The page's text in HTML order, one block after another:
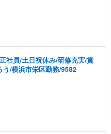
社員/土日祝休み/研修充実/賞
/横浜市栄区勤務/9582